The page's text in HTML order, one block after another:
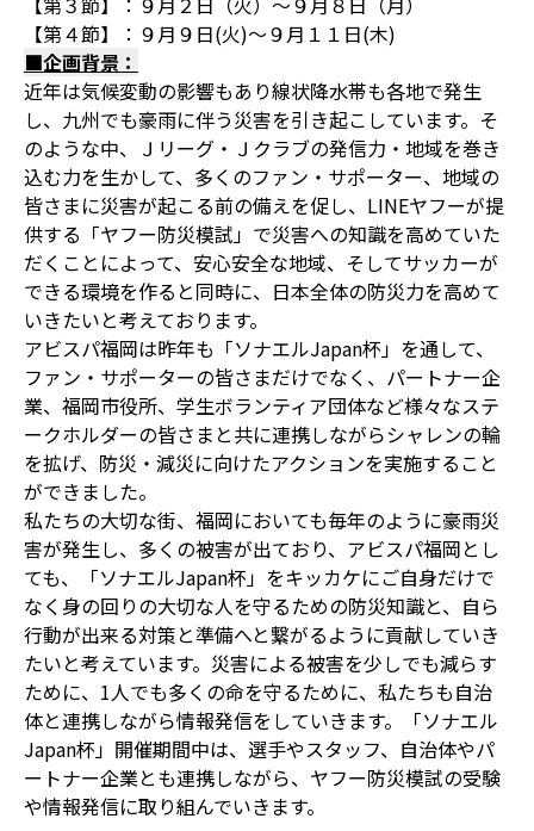
【第４節】：９月９日(火)～９月１１日(木)
■企画背景：
近年は気候変動の影響もあり線状降水帯も各地で発生
し、九州でも豪雨に伴う災害を引き起こしています。そ
のような中、Ｊリーグ・Ｊクラブの発信力・地域を巻き
込む力を生かして、多くのファン・サポーター、地域の
皆さまに災害が起こる前の備えを促し、LINEヤフーが提
供する「ヤフー防災模試」で災害への知識を高めていた
だくことによって、安心安全な地域、そしてサッカーが
できる環境を作ると同時に、日本全体の防災力を高めて
いきたいと考えております。
アビスパ福岡は昨年も「ソナエルJapan杯」を通して、
ファン・サポーターの皆さまだけでなく、パートナー企
業、福岡市役所、学生ボランティア団体など様々なステ
ークホルダーの皆さまと共に連携しながらシャレンの輪
を拡げ、防災・減災に向けたアクションを実施すること
ができました。
私たちの大切な街、福岡においても毎年のように豪雨災
害が発生し、多くの被害が出ており、アビスパ福岡とし
ても、「ソナエルJapan杯」をキッカケにご自身だけで
なく身の回りの大切な人を守るための防災知識と、自ら
行動が出来る対策と準備へと繋がるように貢献していき
たいと考えています。災害による被害を少しでも減らす
ために、1人でも多くの命を守るために、私たちも自治
体と連携しながら情報発信をしていきます。「ソナエル
Japan杯」開催期間中は、選手やスタッフ、自治体やパ
ートナー企業とも連携しながら、ヤフー防災模試の受験
や情報発信に取り組んでいきます。